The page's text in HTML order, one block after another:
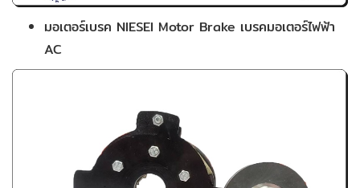
มอเตอร์เบรค NIESEI Motor Brake เบรคมอเตอร์ไฟฟ้า
AC